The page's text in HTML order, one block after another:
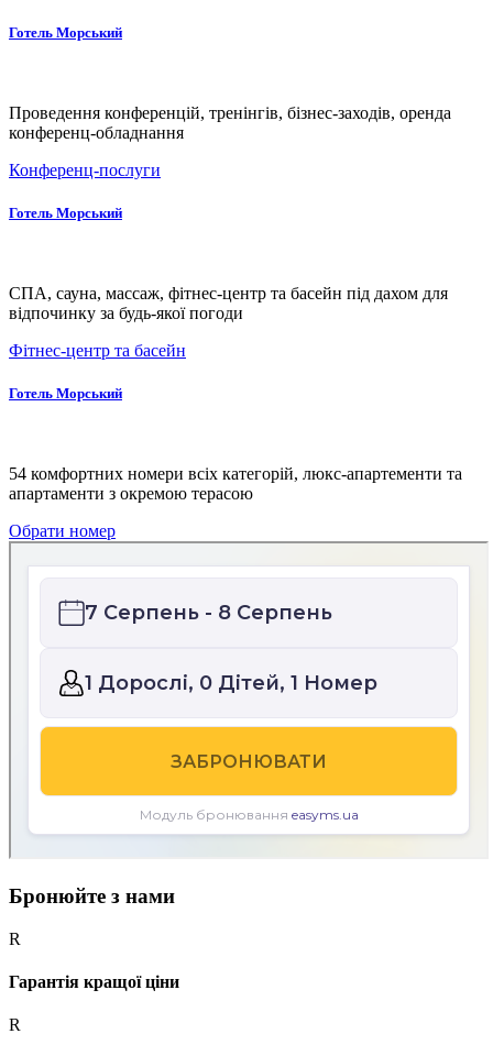
Готель Морський
Проведення конференцій, тренінгів, бізнес-заходів, оренда
конференц-обладнання
Конференц-послуги
Готель Морський
СПА, сауна, массаж, фітнес-центр та басейн під дахом для
відпочинку за будь-якої погоди
Фітнес-центр та басейн
Готель Морський
54 комфортних номери всіх категорій, люкс-апартементи та
апартаменти з окремою терасою
Обрати номер
Бронюйте з нами
R
Гарантія кращої ціни
R